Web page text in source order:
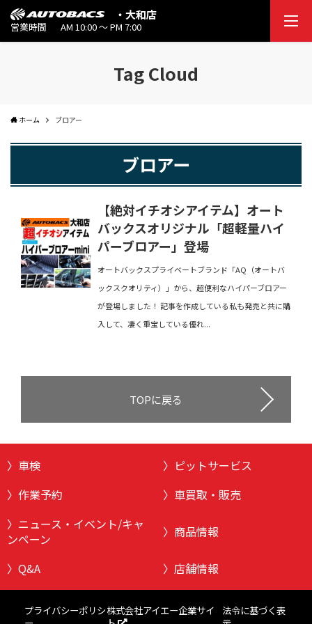
・大和店
営業時間 AM 10:00 ～ PM 7:00
Tag Cloud
ホーム ブロアー
ブロアー
【絶対イチオシアイテム】オート
バックスオリジナル「超軽量ハイ
パーブロアー」登場
オートバックスプライベートブランド「AQ（オートバ
ックスクオリティ）」から、超便利なハイパーブロアー
が登場しました！ 記事を作成している私も発売と共に購
入して、凄く重宝している優れ...
TOPに戻る
車検
ピットサービス
作業予約
車買取・販売
ニュース・イベント/キャ
ンペーン
商品情報
Q&A 店舗情報
プライバシーポリシ株式会社アイエー企業サイ 法令に基づく表